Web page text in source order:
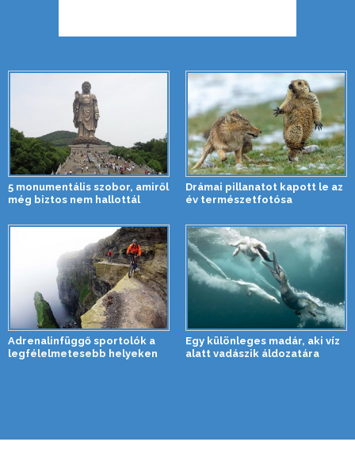
5 monumentális szobor, amiről
még biztos nem hallottál
Drámai pillanatot kapott le az
év természetfotósa
Adrenalinfüggő sportolók a
legfélelmetesebb helyeken
Egy különleges madár, aki víz
alatt vadászik áldozatára